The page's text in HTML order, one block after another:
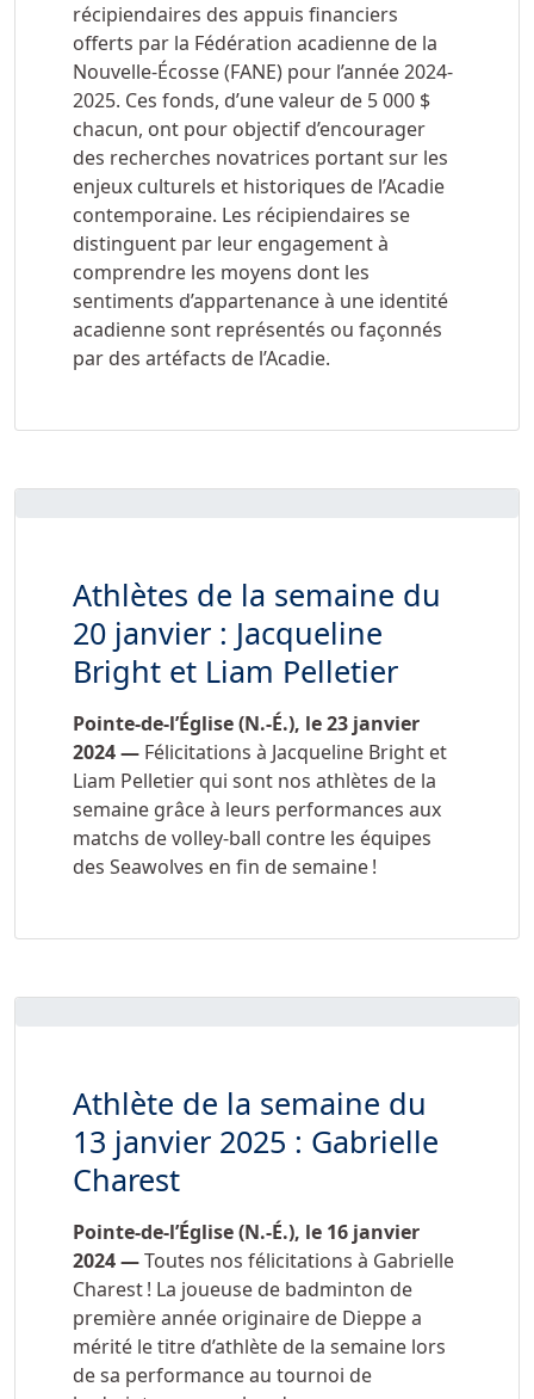
récipiendaires des appuis financiers
offerts par la Fédération acadienne de la
Nouvelle-Écosse (FANE) pour l’année 2024-
2025. Ces fonds, d’une valeur de 5 000 $
chacun, ont pour objectif d’encourager
des recherches novatrices portant sur les
enjeux culturels et historiques de l’Acadie
contemporaine. Les récipiendaires se
distinguent par leur engagement à
comprendre les moyens dont les
sentiments d’appartenance à une identité
acadienne sont représentés ou façonnés
par des artéfacts de l’Acadie.
Athlètes de la semaine du
20 janvier : Jacqueline
Bright et Liam Pelletier
Pointe-de-l’Église (N.-É.), le 23 janvier
2024 — Félicitations à Jacqueline Bright et
Liam Pelletier qui sont nos athlètes de la
semaine grâce à leurs performances aux
matchs de volley-ball contre les équipes
des Seawolves en fin de semaine !
Athlète de la semaine du
13 janvier 2025 : Gabrielle
Charest
Pointe-de-l’Église (N.-É.), le 16 janvier
2024 —Toutes nos félicitations à Gabrielle
Charest ! La joueuse de badminton de
première année originaire de Dieppe a
mérité le titre d’athlète de la semaine lors
de sa performance au tournoi de